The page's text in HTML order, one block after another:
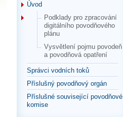
Úvod
Podklady pro zpracování
digitálního povodňového
plánu
Vysvětlení pojmu povodeň
a povodňová opatření
Správci vodních toků
Příslušný povodňový orgán
Příslušné související povodňové
komise